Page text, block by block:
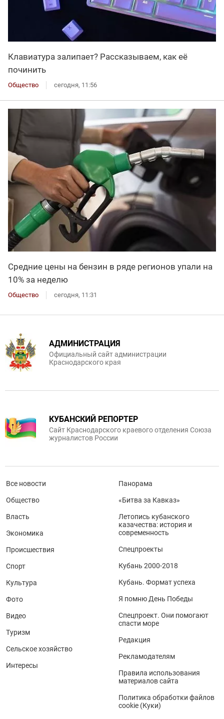
Клавиатура залипает? Рассказываем, как её
починить
Общество сегодня, 11:56
Средние цены на бензин в ряде регионов упали на
10% за неделю
Общество сегодня, 11:31
АДМИНИСТРАЦИЯ
Официальный сайт администрации
Краснодарского края
КУБАНСКИЙ РЕПОРТЕР
Сайт Краснодарского краевого отделения Союза
журналистов России
Все новости
Общество
Власть
Экономика
Происшествия
Спорт
Культура
Фото
Видео
Туризм
Сельское хозяйство
Интересы
Панорама
«Битва за Кавказ»
Летопись кубанского
казачества: история и
современность
Спецпроекты
Кубань 2000-2018
Кубань. Формат успеха
Я помню День Победы
Спецпроект. Они помогают
спасти море
Редакция
Рекламодателям
Правила использования
материалов сайта
Политика обработки файлов
cookie (Куки)